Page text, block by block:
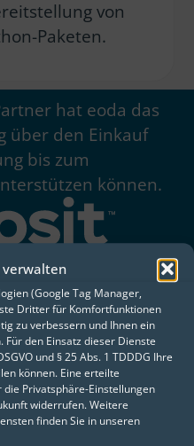
verwalten
(Google Tag Manager,
Dritter für Komfortfunktionen
zu verbessern und Ihnen ein
den Einsatz dieser Dienste
und § 25 Abs. 1 TDDDG Ihre
können. Eine erteilte
Privatsphäre-Einstellungen
widerrufen. Weitere
finden Sie in unseren
von
Paketen.
hat eoda das
über den Einkauf
bis zum
können.
und
Lösungen hat
an
oder das